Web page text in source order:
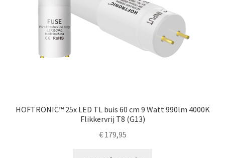
HOFTRONIC™ 25x LED TL buis 60 cm 9 Watt 990lm 4000K
Flikkervrij T8 (G13)
€179,95